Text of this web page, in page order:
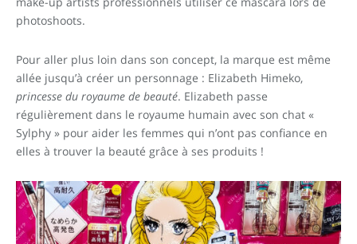
photoshoots.
Pour aller plus loin dans son concept, la marque est même
allée jusqu’à créer un personnage : Elizabeth Himeko,
princesse du royaume de beauté. Elizabeth passe
régulièrement dans le royaume humain avec son chat «
Sylphy » pour aider les femmes qui n’ont pas confiance en
elles à trouver la beauté grâce à ses produits !